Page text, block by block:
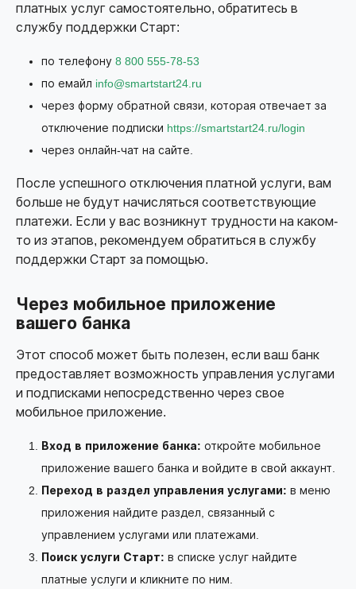
платных услуг самостоятельно, обратитесь в
службу поддержки Старт:
по телефону 8 800 555-78-53
по емайл info@smartstart24.ru
через форму обратной связи, которая отвечает за
отключение подписки https://smartstart24.ru/login
через онлайн-чат на сайте.
После успешного отключения платной услуги, вам
больше не будут начисляться соответствующие
платежи. Если у вас возникнут трудности на каком-
то из этапов, рекомендуем обратиться в службу
поддержки Старт за помощью.
Через мобильное приложение
вашего банка
Этот способ может быть полезен, если ваш банк
предоставляет возможность управления услугами
и подписками непосредственно через свое
мобильное приложение.
Вход в приложение банка: откройте мобильное
приложение вашего банка и войдите в свой аккаунт.
Переход в раздел управления услугами: в меню
приложения найдите раздел, связанный с
управлением услугами или платежами.
Поиск услуги Старт: в списке услуг найдите
платные услуги и кликните по ним.